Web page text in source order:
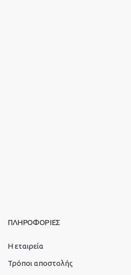
ΠΛΗΡΟΦΟΡΙΕΣ
Η εταιρεία
Τρόποι αποστολής